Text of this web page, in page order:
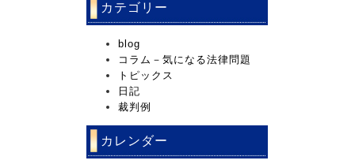
カテゴリー
blog
コラム－気になる法律問題
トピックス
日記
裁判例
カレンダー